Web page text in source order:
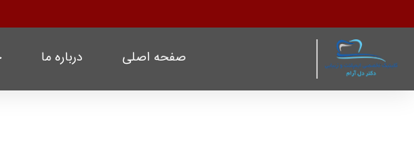
به
صفحه اصلی درباره ما
نوشته